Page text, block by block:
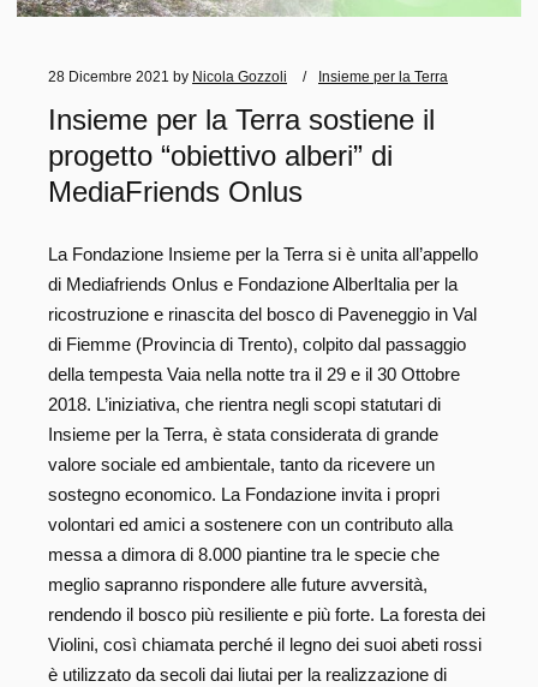
28 Dicembre 2021 by Nicola Gozzoli Insieme per la Terra
Insieme per la Terra sostiene il
progetto “obiettivo alberi” di
MediaFriends Onlus
La Fondazione Insieme per la Terra si è unita all’appello
di Mediafriends Onlus e Fondazione AlberItalia per la
ricostruzione e rinascita del bosco di Paveneggio in Val
di Fiemme (Provincia di Trento), colpito dal passaggio
della tempesta Vaia nella notte tra il 29 e il 30 Ottobre
2018. L’iniziativa, che rientra negli scopi statutari di
Insieme per la Terra, è stata considerata di grande
valore sociale ed ambientale, tanto da ricevere un
sostegno economico. La Fondazione invita i propri
volontari ed amici a sostenere con un contributo alla
messa a dimora di 8.000 piantine tra le specie che
meglio sapranno rispondere alle future avversità,
rendendo il bosco più resiliente e più forte. La foresta dei
Violini, così chiamata perché il legno dei suoi abeti rossi
è utilizzato da secoli dai liutai per la realizzazione di